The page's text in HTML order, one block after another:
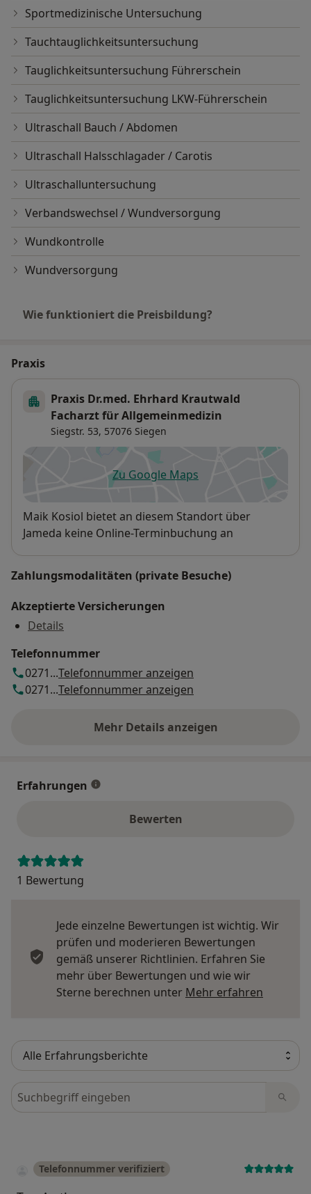
Sportmedizinische Untersuchung
Tauchtauglichkeitsuntersuchung
Tauglichkeitsuntersuchung Führerschein
Tauglichkeitsuntersuchung LKW-Führerschein
Ultraschall Bauch / Abdomen
Ultraschall Halsschlagader / Carotis
Ultraschalluntersuchung
Verbandswechsel / Wundversorgung
Wundkontrolle
Wundversorgung
Wie funktioniert die Preisbildung?
Praxis
Praxis Dr.med. Ehrhard Krautwald
Facharzt für Allgemeinmedizin
Siegstr. 53, 57076 Siegen
Zu Google Mapsöffnet in einer neuen
Verfügbarkeit
Maik Kosiol bietet an diesem Standort über
Jameda keine Online-Terminbuchung an
Zahlungsmodalitäten (private Besuche)
Akzeptierte Versicherungen
Details
Telefonnummer
0271...Telefonnummer anzeigen
0271...Telefonnummer anzeigen
Mehr Details anzeigen
über die Adresse
Erfahrungen
Bewerten
1 Bewertung
Jede einzelne Bewertungen ist wichtig. Wir
prüfen und moderieren Bewertungen
gemäß unserer Richtlinien. Erfahren Sie
mehr über Bewertungen und wie wir
Sterne berechnen unter Mehr erfahren
Bewertungen durchsuchen
Telefonnummer verifiziert